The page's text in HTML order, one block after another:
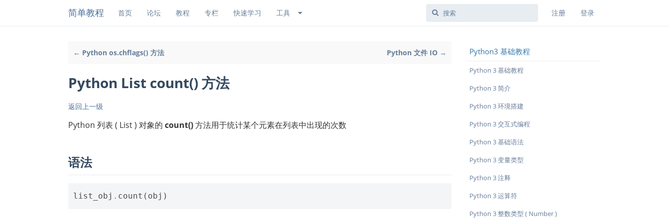
简单教程 首页 论坛 教程 专栏 快速学习 工具 注册 登录
← Python os.chflags() 方法 Python 文件 IO →
Python List count() 方法
返回上一级
Python 列表 ( List ) 对象的 count()方法用于统计某个元素在列表中出现的次数
语法
list_obj . count ( obj )
Python3 基础教程
Python 3 基础教程
Python 3 简介
Python 3 环境搭建
Python 3 交互式编程
Python 3 基础语法
Python 3 变量类型
Python 3 注释
Python 3 运算符
Python 3 整数类型 ( Number )